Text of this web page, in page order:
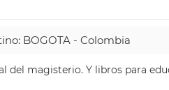
BOGOTA - Colombia
del magisterio. Y libros para